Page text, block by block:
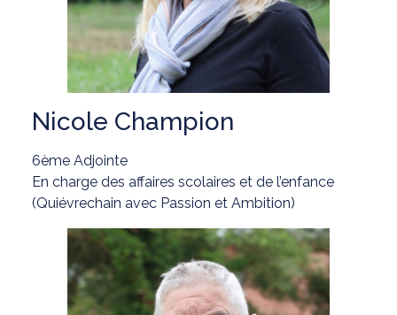
Nicole Champion
6ème Adjointe
En charge des affaires scolaires et de l’enfance
(Quiévrechain avec Passion et Ambition)